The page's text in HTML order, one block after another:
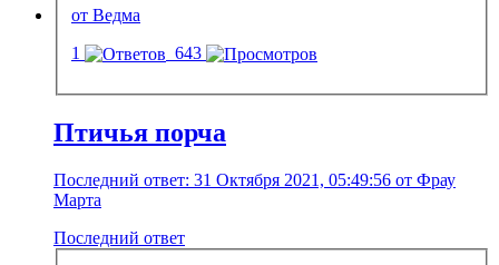
от Ведма
1
643
Птичья порча
Последний ответ: 31 Октября 2021, 05:49:56 от Фрау
Марта
Последний ответ